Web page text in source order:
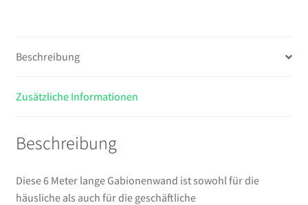
x
cm
Beschreibung
Zusätzliche Informationen
Beschreibung
Diese 6 Meter lange Gabionenwand ist sowohl für die
häusliche als auch für die geschäftliche